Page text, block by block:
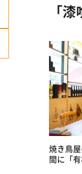
「
焼き鳥
間に「